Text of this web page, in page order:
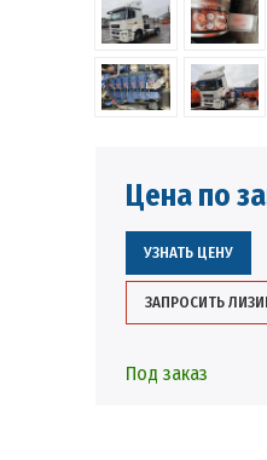
Цена по
УЗНАТЬ ЦЕНУ
ЗАПРОСИТЬ
Под заказ